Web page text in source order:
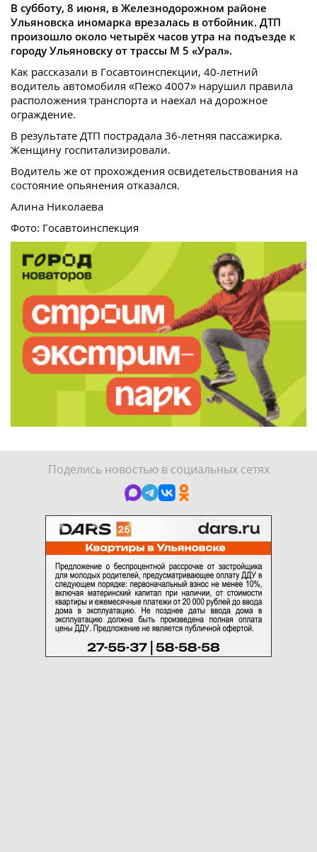
В субботу, 8 июня, в Железнодорожном районе
Ульяновска иномарка врезалась в отбойник. ДТП
произошло около четырёх часов утра на подъезде к
городу Ульяновску от трассы М 5 «Урал».
Как рассказали в Госавтоинспекции, 40-летний
водитель автомобиля «Пежо 4007» нарушил правила
расположения транспорта и наехал на дорожное
ограждение.
В результате ДТП пострадала 36-летняя пассажирка.
Женщину госпитализировали.
Водитель же от прохождения освидетельствования на
состояние опьянения отказался.
Алина Николаева
Фото: Госавтоинспекция
Поделись новостью в социальных сетях